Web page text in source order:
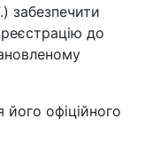
забезпечити
до
офіційного